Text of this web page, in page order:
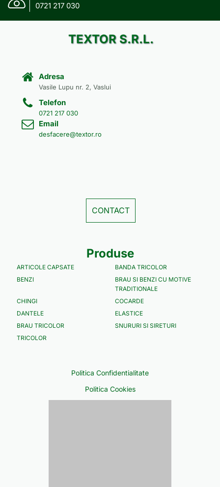
0721 217 030
TEXTOR S.R.L.
Adresa
Vasile Lupu nr. 2, Vaslui
Telefon
0721 217 030
Email
desfacere@textor.ro
CONTACT
Produse
ARTICOLE CAPSATE
BANDA TRICOLOR
BENZI
BRAU SI BENZI CU MOTIVE
TRADITIONALE
CHINGI
COCARDE
DANTELE
ELASTICE
BRAU TRICOLOR
SNURURI SI SIRETURI
TRICOLOR
Politica Confidentialitate
Politica Cookies